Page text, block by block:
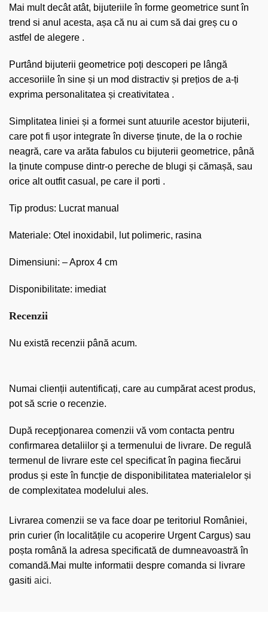
Mai mult decât atât, bijuteriile în forme geometrice sunt în
trend si anul acesta, așa că nu ai cum să dai greș cu o
astfel de alegere .
Purtând bijuterii geometrice poți descoperi pe lângă
accesoriile în sine și un mod distractiv și prețios de a-ți
exprima personalitatea și creativitatea .
Simplitatea liniei și a formei sunt atuurile acestor bijuterii,
care pot fi ușor integrate în diverse ținute, de la o rochie
neagră, care va arăta fabulos cu bijuterii geometrice, până
la ținute compuse dintr-o pereche de blugi și cămașă, sau
orice alt outfit casual, pe care il porti .
Tip produs: Lucrat manual
Materiale: Otel inoxidabil, lut polimeric, rasina
Dimensiuni: – Aprox 4 cm
Disponibilitate: imediat
Recenzii
Nu există recenzii până acum.
Numai clienții autentificați, care au cumpărat acest produs,
pot să scrie o recenzie.
După recepţionarea comenzii vă vom contacta pentru
confirmarea detaliilor şi a termenului de livrare. De regulă
termenul de livrare este cel specificat în pagina fiecărui
produs și este în funcție de disponibilitatea materialelor și
de complexitatea modelului ales.
Livrarea comenzii se va face doar pe teritoriul României,
prin curier (în localitățile cu acoperire Urgent Cargus) sau
poșta română la adresa specificată de dumneavoastră în
comandă.Mai multe informatii despre comanda si livrare
gasiti aici.